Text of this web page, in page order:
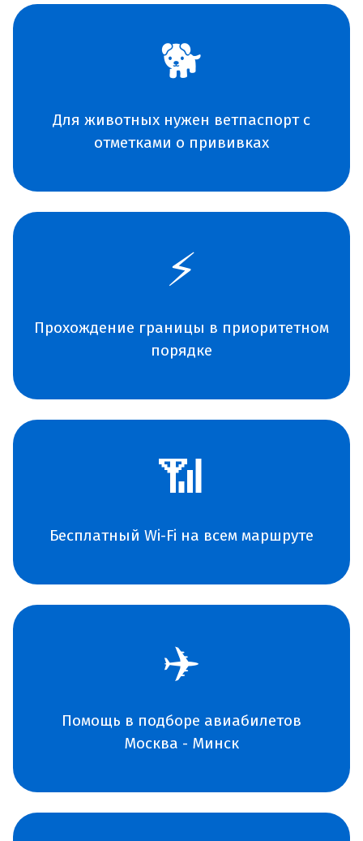
🐕
Для животных нужен ветпаспорт с
отметками о прививках
⚡
Прохождение границы в приоритетном
порядке
📶
Бесплатный Wi-Fi на всем маршруте
✈️
Помощь в подборе авиабилетов
Москва - Минск